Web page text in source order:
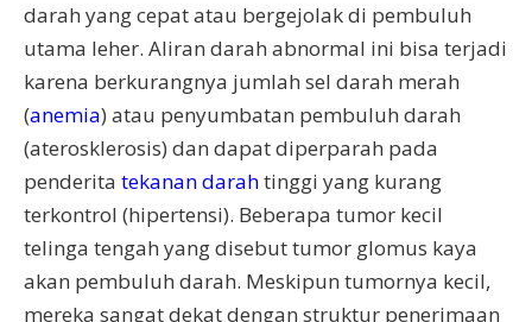
darah yang cepat atau bergejolak di pembuluh
utama leher. Aliran darah abnormal ini bisa terjadi
karena berkurangnya jumlah sel darah merah
(anemia) atau penyumbatan pembuluh darah
(aterosklerosis) dan dapat diperparah pada
penderita tekanan darahtinggi yang kurang
terkontrol (hipertensi). Beberapa tumor kecil
telinga tengah yang disebut tumor glomus kaya
akan pembuluh darah. Meskipun tumornya kecil,
mereka sangat dekat dengan struktur penerimaan